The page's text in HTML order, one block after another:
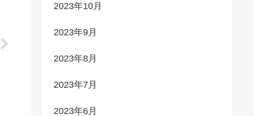
2023年10月
2023年9月
2023年8月
2023年7月
2023年6月